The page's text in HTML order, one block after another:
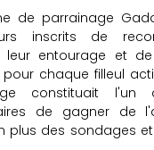
de parrainage
inscrits de
leur entourage et
chaque filleul
constituait l'un
de gagner de
plus des sondages